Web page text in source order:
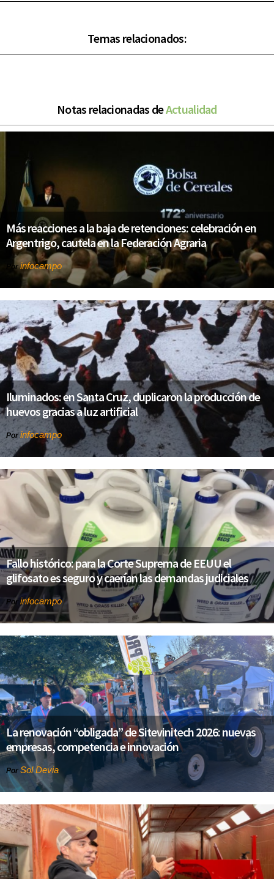
Temas relacionados:
Notas relacionadas deActualidad
Más reacciones a la baja de retenciones: celebración en
Argentrigo, cautela en la Federación Agraria
Porinfocampo
Iluminados: en Santa Cruz, duplicaron la producción de
huevos gracias a luz artificial
Porinfocampo
Fallo histórico: para la Corte Suprema de EEUU el
glifosato es seguro y caerían las demandas judiciales
Por infocampo
La renovación “obligada” de Sitevinitech 2026: nuevas
empresas, competencia e innovación
Por Sol Devia